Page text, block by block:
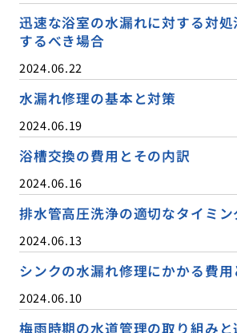
迅速な浴室の水漏れに対する対
するべき場合
2024.06.22
水漏れ修理の基本と対策
2024.06.19
浴槽交換の費用とその内訳
2024.06.16
排水管高圧洗浄の適切なタイミン
2024.06.13
シンクの水漏れ修理にかかる費
2024.06.10
梅雨時期の水道管理の取り組みと